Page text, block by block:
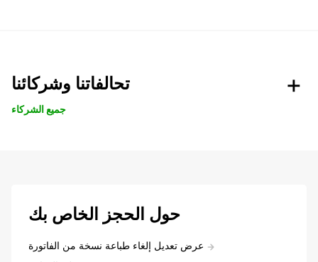
تحالفاتنا وشركائنا
جميع الشركاء
حول الحجز الخاص بك
عرض تعديل إلغاء طباعة نسخة من الفاتورة